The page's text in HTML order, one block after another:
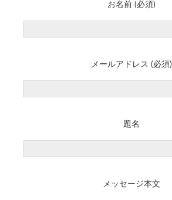
お名前 (必須)
メールアドレス (必須)
題名
メッセージ本文